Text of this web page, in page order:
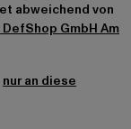
abweichend von
GmbH Am
nur an diese